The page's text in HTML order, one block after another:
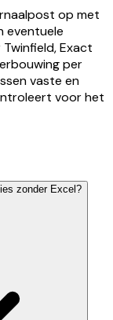
op met
eventuele
Exact
per
vaste en
voor het
zonder Excel?